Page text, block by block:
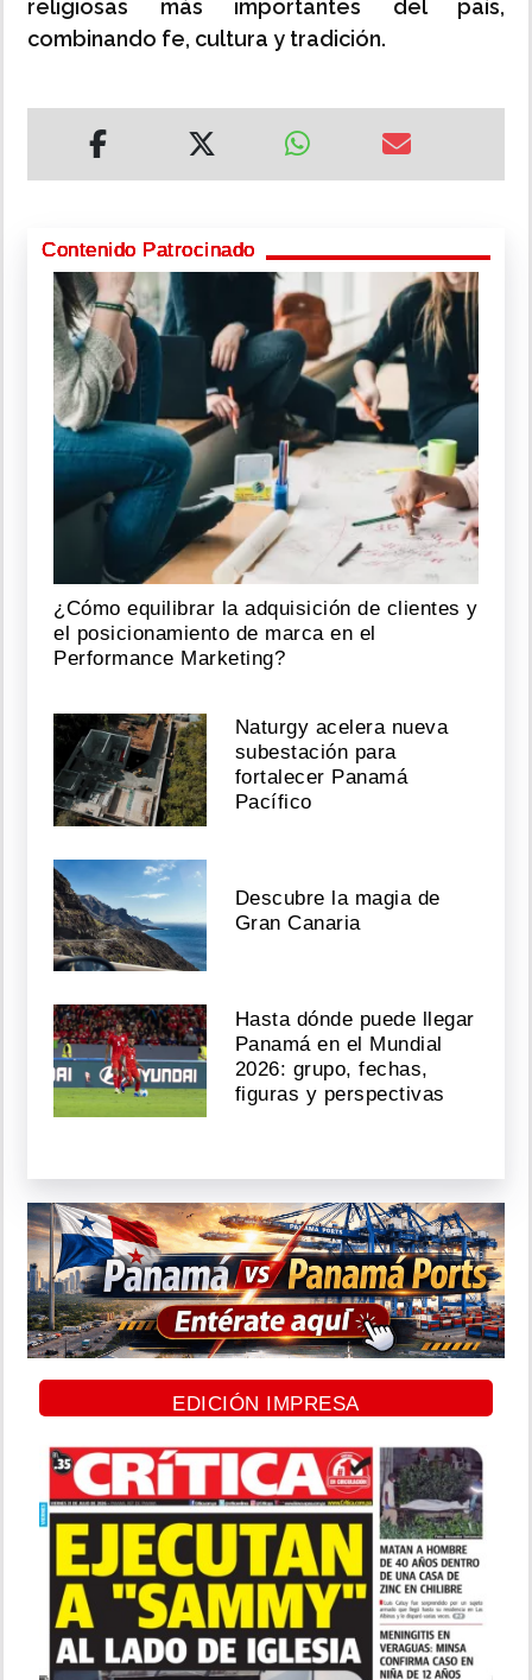
religiosas más importantes del país,
combinando fe, cultura y tradición.
Contenido Patrocinado
¿Cómo equilibrar la adquisición de clientes y
el posicionamiento de marca en el
Performance Marketing?
Naturgy acelera nueva
subestación para
fortalecer Panamá
Pacífico
Descubre la magia de
Gran Canaria
Hasta dónde puede llegar
Panamá en el Mundial
2026: grupo, fechas,
figuras y perspectivas
EDICIÓN IMPRESA